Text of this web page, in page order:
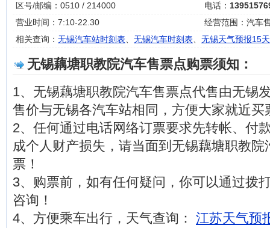
区号/邮编：0510 / 214000
电话：
营业时间：7:10-22.30
经营范围：汽车
相关查询： 无锡汽车站时刻表 无锡汽车时刻表 无锡天气预报15天
无锡藕塘职教院汽车售票点购票须知：
1、无锡藕塘职教院汽车售票点代售由无锡
售价与无锡各汽车站相同，方便大家就近买
2、任何通过电话网络订票要求先转帐、付
成个人财产损失，请当面到无锡藕塘职教院
票！
3、购票前，如有任何疑问，你可以通过拨
咨询！
4、方便乘车出行，天气查询： 江苏天气预